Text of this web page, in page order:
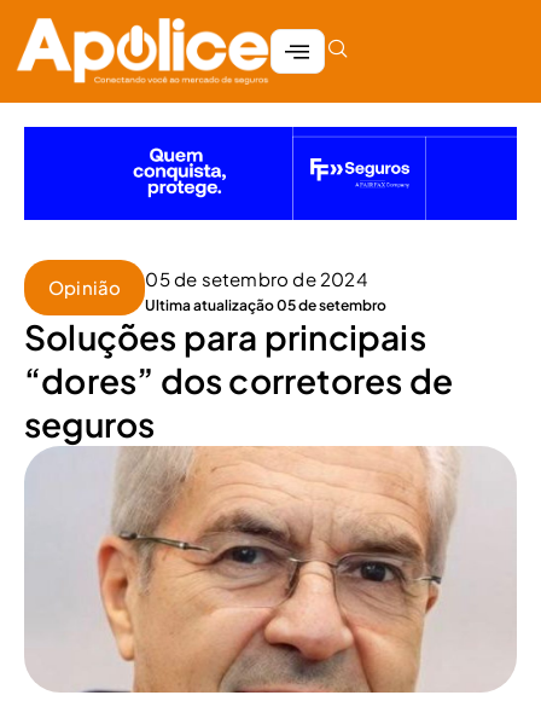
Opinião 05 de setembro de 2024
Ultima atualização 05 de setembro
Soluções para principais
“dores” dos corretores de
seguros